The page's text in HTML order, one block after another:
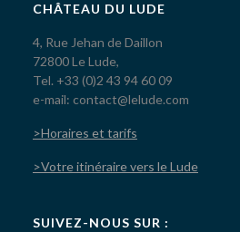
CHÂTEAU DU LUDE
4, Rue Jehan de Daillon
72800 Le Lude,
Tel. +33 (0)2 43 94 60 09
e-mail: contact@lelude.com
>Horaires et tarifs
>Votre itinéraire vers le Lude
SUIVEZ-NOUS SUR :